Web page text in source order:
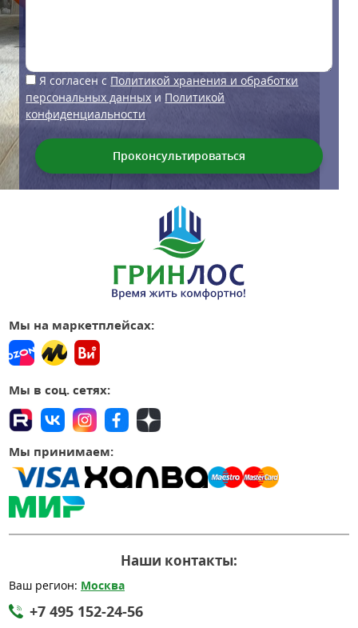
Я согласен с Политикой хранения и обработки
персональных данных и Политикой
конфиденциальности
Мы на маркетплейсах:
Мы в соц. сетях:
Мы принимаем:
Наши контакты:
Ваш регион: Москва
+7 495 152-24-56